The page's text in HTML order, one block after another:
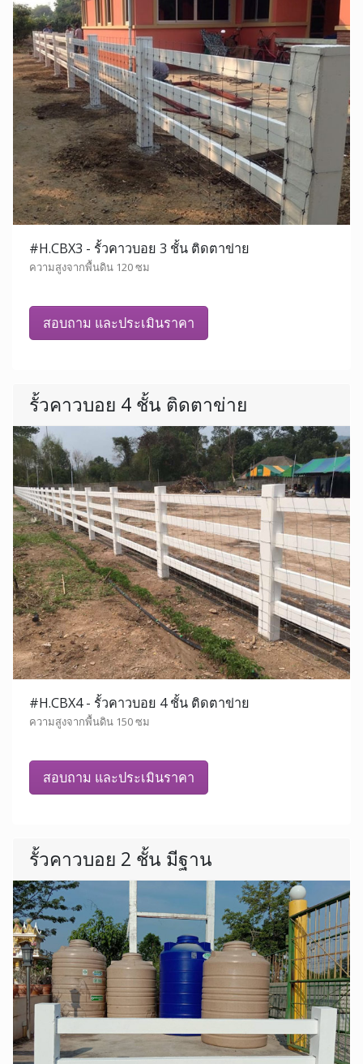
#H.CBX3 - รั้วคาวบอย 3 ชั้น ติดตาข่าย
ความสูงจากพื้นดิน 120 ซม
สอบถาม และประเมินราคา
รั้วคาวบอย 4 ชั้น ติดตาข่าย
#H.CBX4 - รั้วคาวบอย 4 ชั้น ติดตาข่าย
ความสูงจากพื้นดิน 150 ซม
สอบถาม และประเมินราคา
รั้วคาวบอย 2 ชั้น มีฐาน